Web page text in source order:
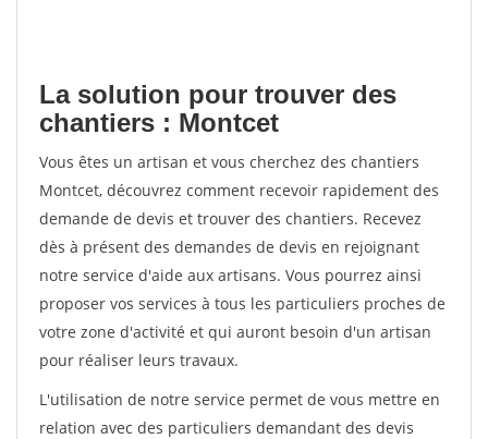
La solution pour trouver des
chantiers : Montcet
Vous êtes un artisan et vous cherchez des chantiers
Montcet, découvrez comment recevoir rapidement des
demande de devis et trouver des chantiers. Recevez
dès à présent des demandes de devis en rejoignant
notre service d'aide aux artisans. Vous pourrez ainsi
proposer vos services à tous les particuliers proches de
votre zone d'activité et qui auront besoin d'un artisan
pour réaliser leurs travaux.
L'utilisation de notre service permet de vous mettre en
relation avec des particuliers demandant des devis